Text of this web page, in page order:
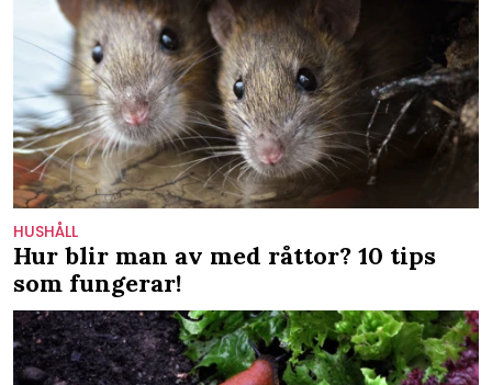
HUSHÅLL
Hur blir man av med råttor? 10 tips
som fungerar!